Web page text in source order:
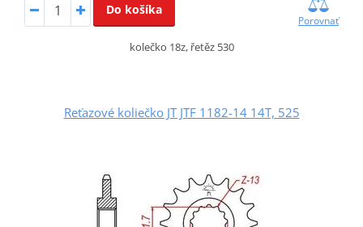
Do košíka
Porovnať
kolečko 18z, řetěz 530
Reťazové koliečko JT JTF 1182-14 14T, 525